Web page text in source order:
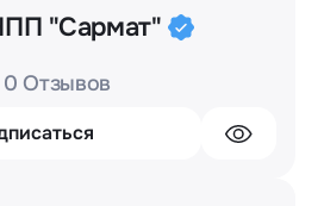
"Сармат"
0 Отзывов